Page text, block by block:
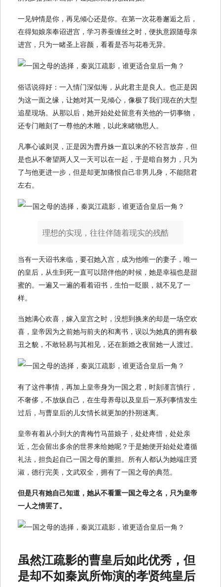
一见钟情是你，再见倾心还是你。在第一次花卷邂逅之后，
在得知娘亲奉诏进宫，学习养蚕缠丝之时，便执意跟随母亲
进宫，只为一睹圣上容颜，看看是否与花卷无异。
俗话说得好：一入情门深似海，从此君主是良人。也正是因
为这一面之缘，让她对其一见倾心，像极了我们现在的大型
追星现场。从那以后，她开始处处留意有关他的一切事物，
还专门雕刻了一尊他的木雕，以此来睹物思人。
凡事心诚则灵，正是因为曹丹姝一直以来的不轻言放弃，但
是也从不奢望两人又一天可以在一起，于是暗自努力，只为
了与他更进一步，但是却更加痛恨自己非男儿身，不能陪君
左右。
理想的实现，往往伴随着现实的残酷
当有一天诏书来临，要召她入宫，成为他唯一的妻子，唯一
的皇后，从生到死一直可以陪伴他的时候，她是幸福也是甜
蜜的。一遍又一遍的看着诏书，生怕一眨眼，就不见了一
样。
当她满心欢喜，嫁入皇宫之时，没想到换来的却是一场空欢
喜，皇帝因为之前她与前夫的和离书，误以为她真的拥有极
丑之貌，不敢轻易与其相见，还在新婚之夜留她一人渡过。
有了这件事情，再加上皇帝身为一国之君，时刻谨言慎行，
不奢侈，不放纵自己，在生母养母以及皇后一系列事情发生
过后，与曹皇后的儿女情长就更加的扑朔迷离。
皇帝有着从小到大的青梅竹马苗娘子，处处疼惜，处处亲
近，怎会留出多余的世界来给她呢？于是她便开始处处遵循
礼法，担负起自己一国之母的重担。所有人都认为她端庄贤
淑，德行完美，文武双全，拥有了一国之母的典范。
但是只有她自己知道，她从不看重一国之母之名，只为皇帝
一人之情罢了。
虽然江疏影的曹皇后如此优秀，但
是却不如秦岚所饰演的孝贤纯皇后